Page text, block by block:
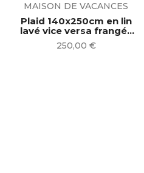
MAISON DE VACANCES
Plaid 140x250cm en lin
lavé vice versa frangé |
Butter
Prix
250,00 €